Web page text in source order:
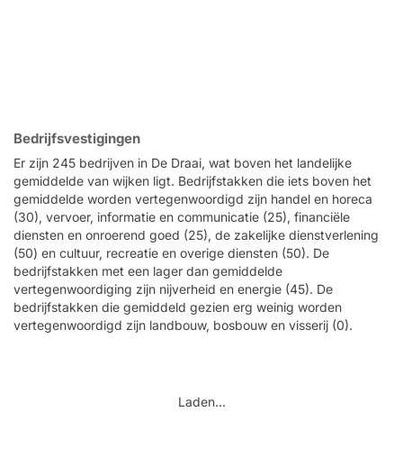
Bedrijfsvestigingen
Er zijn 245 bedrijven in De Draai, wat boven het landelijke
gemiddelde van wijken ligt. Bedrijfstakken die iets boven het
gemiddelde worden vertegenwoordigd zijn handel en horeca
(30), vervoer, informatie en communicatie (25), financiële
diensten en onroerend goed (25), de zakelijke dienstverlening
(50) en cultuur, recreatie en overige diensten (50). De
bedrijfstakken met een lager dan gemiddelde
vertegenwoordiging zijn nijverheid en energie (45). De
bedrijfstakken die gemiddeld gezien erg weinig worden
vertegenwoordigd zijn landbouw, bosbouw en visserij (0).
Laden...